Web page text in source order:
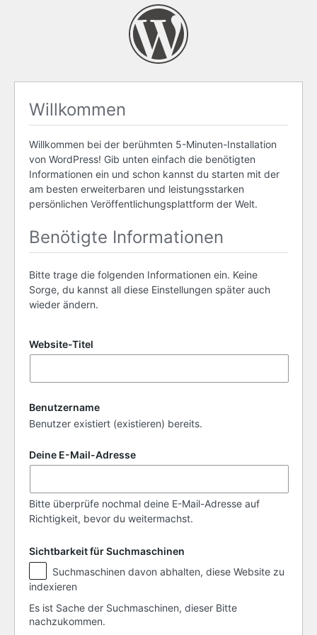
Willkommen
Willkommen bei der berühmten 5-Minuten-Installation
von WordPress! Gib unten einfach die benötigten
Informationen ein und schon kannst du starten mit der
am besten erweiterbaren und leistungsstarken
persönlichen Veröffentlichungsplattform der Welt.
Benötigte Informationen
Bitte trage die folgenden Informationen ein. Keine
Sorge, du kannst all diese Einstellungen später auch
wieder ändern.
Website-Titel
Benutzername
Benutzer existiert (existieren) bereits.
Deine E-Mail-Adresse
Bitte überprüfe nochmal deine E-Mail-Adresse auf
Richtigkeit, bevor du weitermachst.
Sichtbarkeit für Suchmaschinen
Sichtbarkeit
für
Suchmaschinen
indexieren
Es ist Sache der Suchmaschinen, dieser Bitte
nachzukommen.